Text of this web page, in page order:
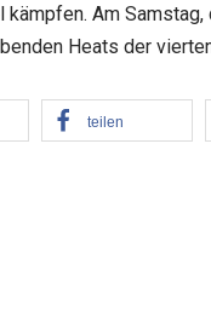
Am
Heats der
teilen